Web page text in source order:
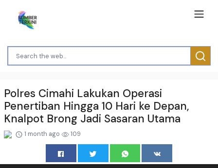
Polres Cimahi Lakukan Operasi
Penertiban Hingga 10 Hari ke Depan,
Knalpot Brong Jadi Sasaran Utama
1 month ago 109